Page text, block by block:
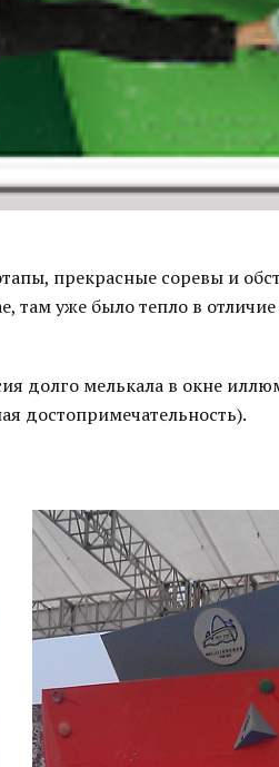
прекрасные соревы и
там уже было тепло в
долго мелькала в окне
достопримечательность).